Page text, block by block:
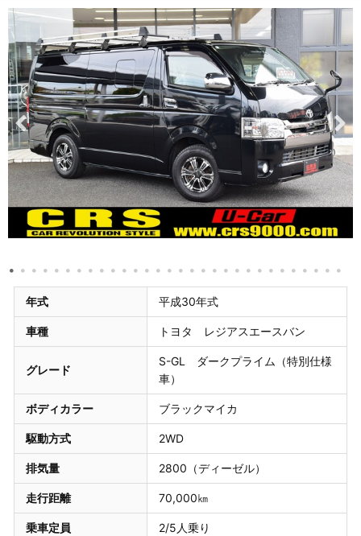
年式 平成30年式
車種 トヨタ レジアスエースバン
グレード
S-GL ダークプライム（特別仕様
車）
ボディカラー ブラックマイカ
駆動方式 2WD
排気量 2800（ディーゼル）
走行距離 70,000㎞
乗車定員 2/5人乗り